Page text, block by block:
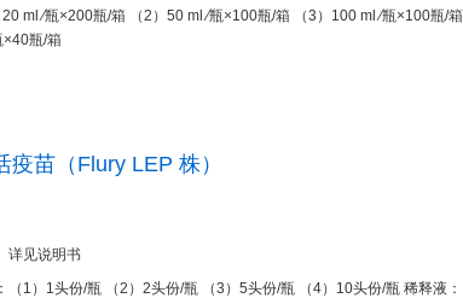
20 ml ∕瓶×200瓶/箱 （2）50 ml ∕瓶×100瓶/箱 （3）100 ml ∕瓶×100瓶/箱
×40瓶/箱
疫苗（Flury LEP 株）
详见说明书
（1）1头份/瓶 （2）2头份/瓶 （3）5头份/瓶 （4）10头份/瓶 稀释液：